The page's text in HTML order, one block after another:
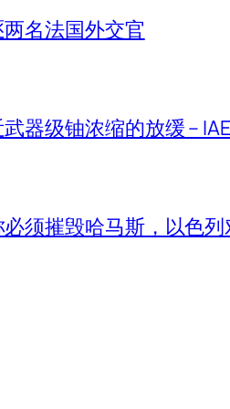
名法国外交官
器级铀浓缩的放缓 –
须摧毁哈马斯，以色